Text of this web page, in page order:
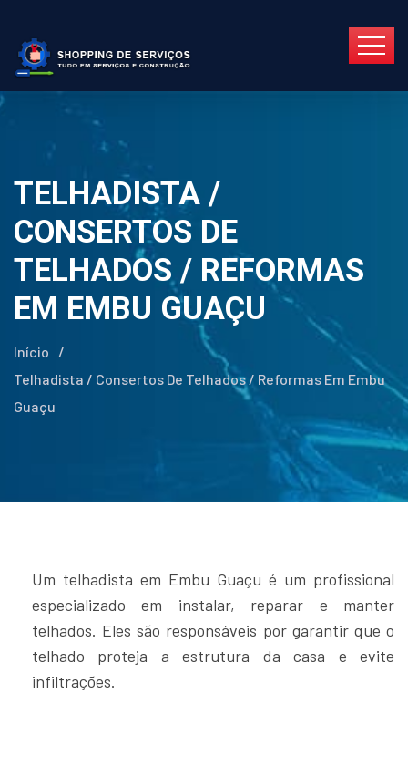
TELHADISTA /
CONSERTOS DE
TELHADOS / REFORMAS
EM EMBU GUAÇU
Início
/
Telhadista / Consertos De Telhados / Reformas Em Embu
Guaçu
Um telhadista em Embu Guaçu é um profissional
especializado em instalar, reparar e manter
telhados. Eles são responsáveis por garantir que o
telhado proteja a estrutura da casa e evite
infiltrações.